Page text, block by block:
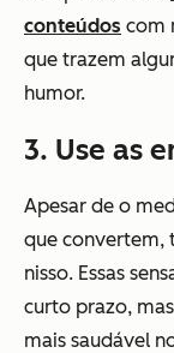
conteúdos com
que trazem
humor.
3. Use as
Apesar de o
que convertem,
nisso. Essas
curto prazo,
mais saudável